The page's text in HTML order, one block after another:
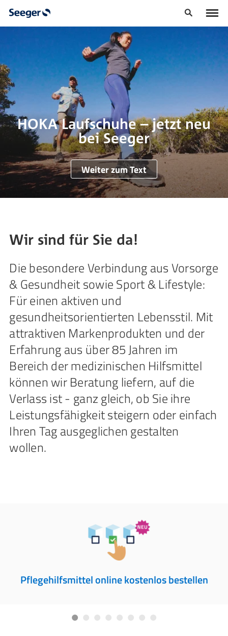
HOKA Laufschuhe – jetzt neu
bei Seeger
Weiter zum Text
Wir sind für Sie da!
Die besondere Verbindung aus Vorsorge
& Gesundheit sowie Sport & Lifestyle:
Für einen aktiven und
gesundheitsorientierten Lebensstil. Mit
attraktiven Markenprodukten und der
Erfahrung aus über 85 Jahren im
Bereich der medizinischen Hilfsmittel
können wir Beratung liefern, auf die
Verlass ist - ganz gleich, ob Sie ihre
Leistungsfähigkeit steigern oder einfach
Ihren Tag ausgeglichen gestalten
wollen.
Pflegehilfsmittel online kostenlos bestellen